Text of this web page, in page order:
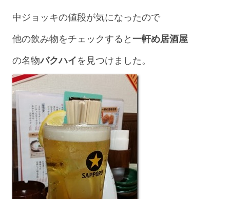
中ジョッキの値段が気になったので
他の飲み物をチェックすると 一軒め居酒屋
の名物バクハイ を見つけました。